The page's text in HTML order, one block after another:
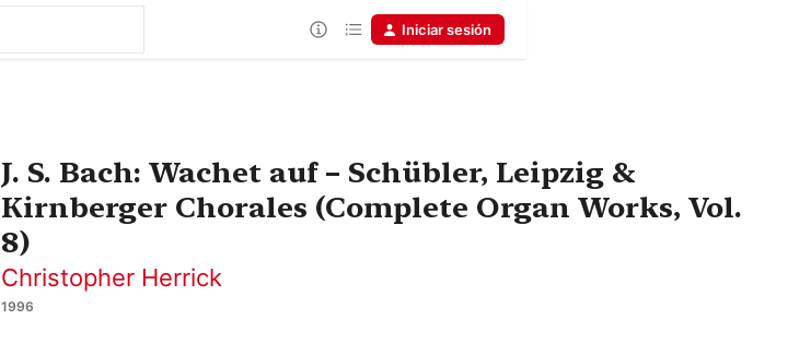
Iniciar sesión
J. S. Bach: Wachet auf – Schübler, Leipzig &
Kirnberger Chorales (Complete Organ Works, Vol.
8)
Christopher Herrick
1996